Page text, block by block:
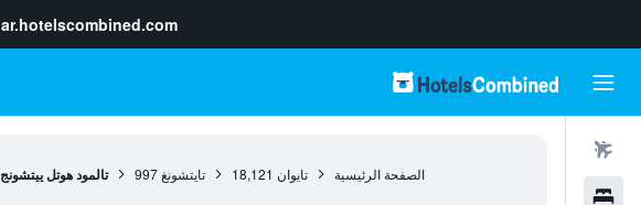
ar.hotelscombined.com
الصفحة الرئيسية تايوان 18,121 تايتشونغ 997 تالمود هوتل ييتشونج